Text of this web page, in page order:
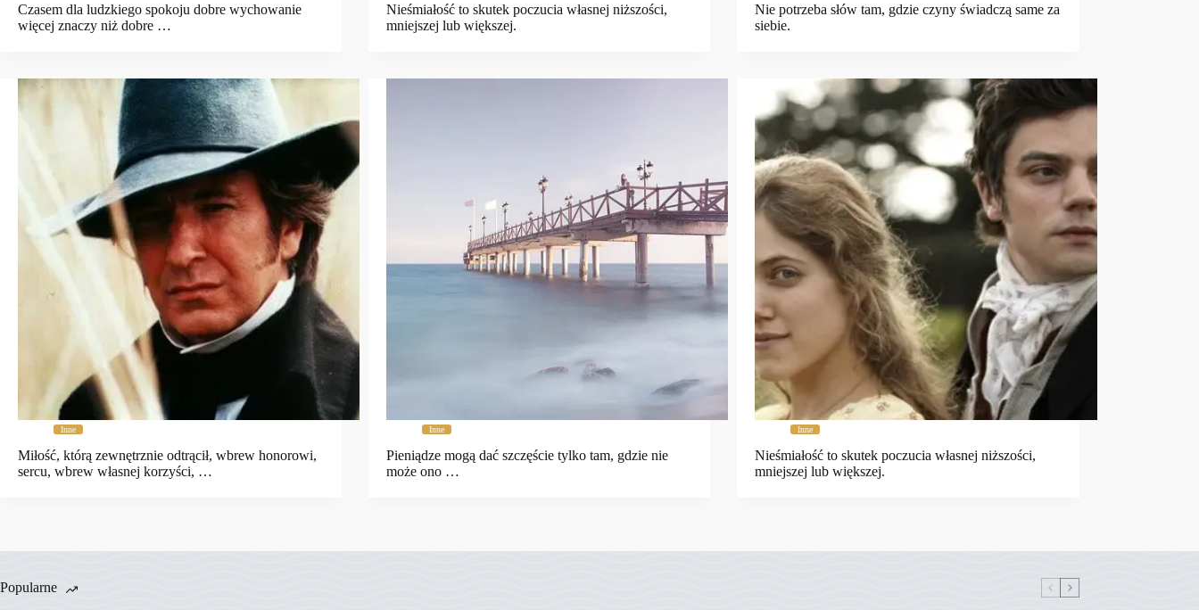
Czasem dla ludzkiego spokoju dobre wychowanie
więcej znaczy niż dobre …
Nieśmiałość to skutek poczucia własnej niższości,
mniejszej lub większej.
Nie potrzeba słów tam, gdzie czyny świadczą same za
siebie.
Inne
Miłość, którą zewnętrznie odtrącił, wbrew honorowi,
sercu, wbrew własnej korzyści, …
Inne
Pieniądze mogą dać szczęście tylko tam, gdzie nie
może ono …
Inne
Nieśmiałość to skutek poczucia własnej niższości,
mniejszej lub większej.
Popularne